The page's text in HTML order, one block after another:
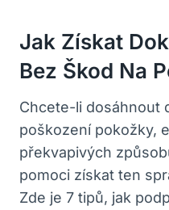
Jak Získat
Bez Škod Na
Chcete-li dosáhnout
poškození pokožky,
překvapivých
pomoci získat ten
Zde je 7 tipů, jak